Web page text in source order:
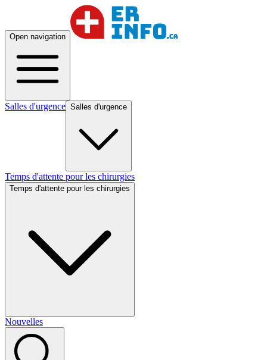
Open navigation
Salles d'urgence Salles d'urgence
Temps d'attente pour les chirurgies
Temps d'attente pour les chirurgies
Nouvelles